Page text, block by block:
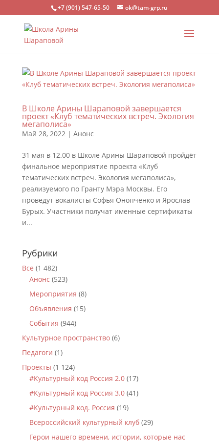
+7 (901) 547-65-50 ok@tam-grp.ru
В Школе Арины Шараповой завершается
проект «Клуб тематических встреч. Экология
мегаполиса»
Май 28, 2022| Анонс
31 мая в 12.00 в Школе Арины Шараповой пройдёт
финальное мероприятие проекта «Клуб
тематических встреч. Экология мегаполиса»,
реализуемого по Гранту Мэра Москвы. Его
проведут вокалисты Софья Онопченко и Ярослав
Бурых. Участники получат именные сертификаты
и...
Рубрики
Все (1 482)
Анонс (523)
Мероприятия (8)
Объявления (15)
События (944)
Культурное пространство(6)
Педагоги (1)
Проекты (1 124)
#Культурный код Россия 2.0(17)
#Культурный код Россия 3.0(41)
#Культурный код. Россия (19)
Всероссийский культурный клуб(29)
Герои нашего времени, истории, которые нас